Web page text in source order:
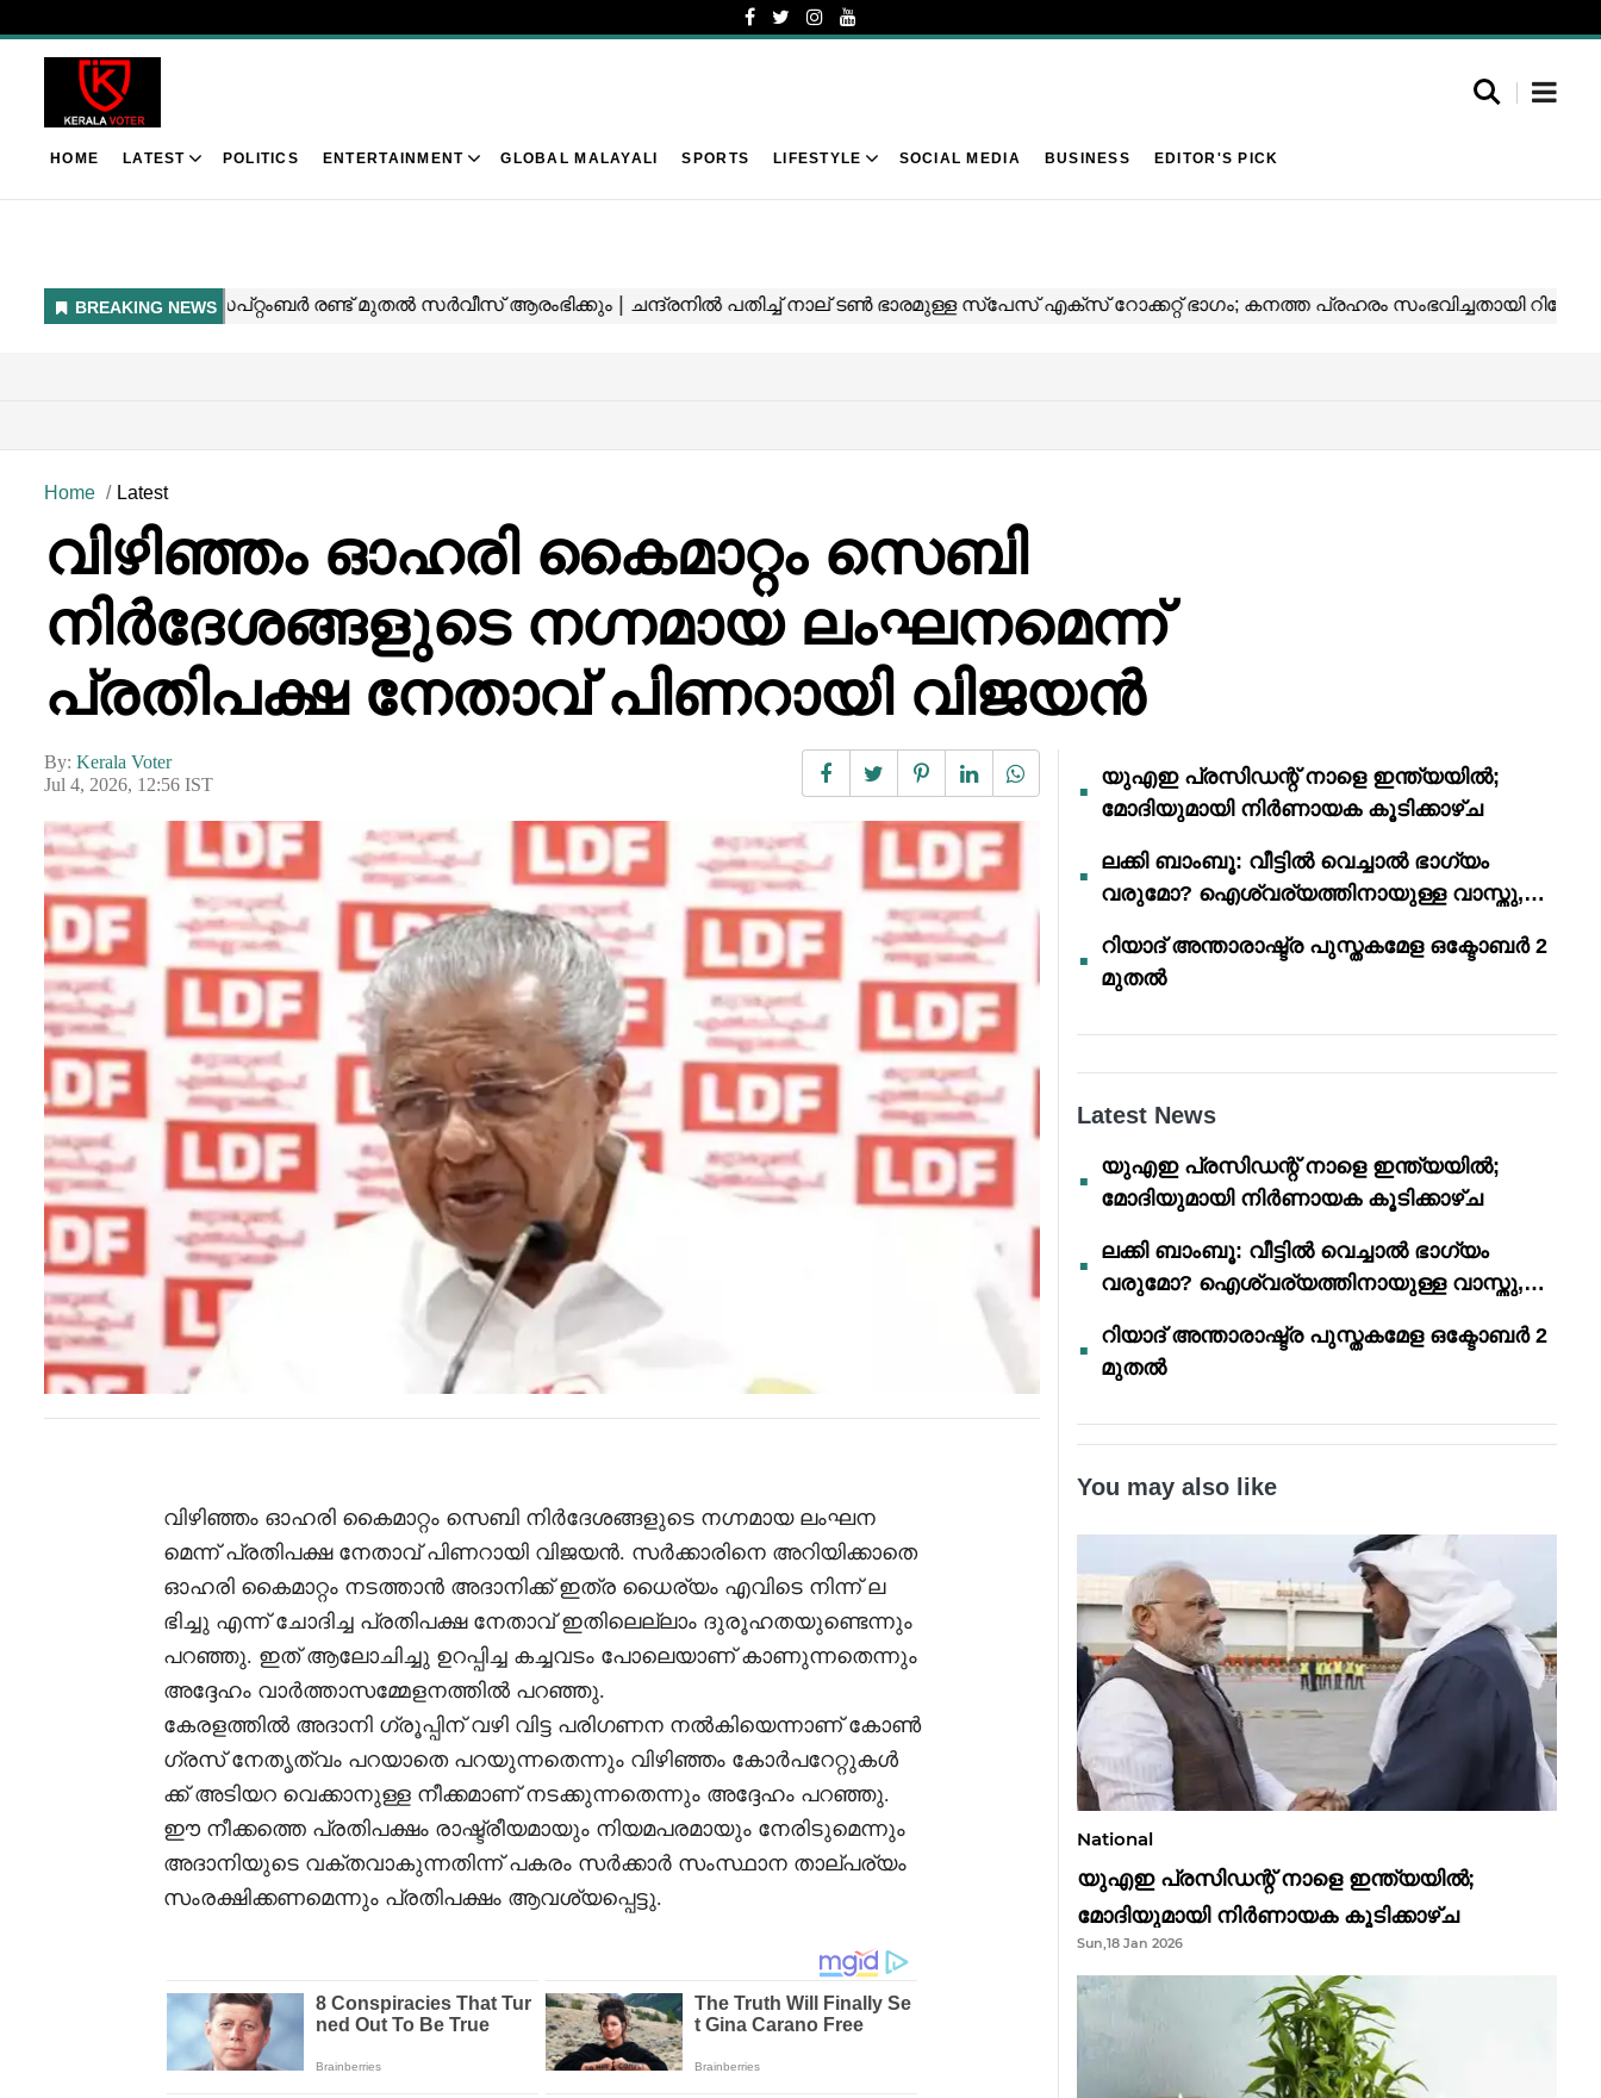
HOME LATEST POLITICS ENTERTAINMENT GLOBAL MALAYALI SPORTS LIFESTYLE SOCIAL MEDIA BUSINESS EDITOR'S PICK
Home Latest
വിഴിഞ്ഞം ഓഹരി കൈമാറ്റം സെബി
നിർദേശങ്ങളുടെ ന​ഗ്നമായ ലംഘനമെന്ന്
പ്രതിപക്ഷ നേതാവ് പിണറായി വിജയൻ
By: Kerala Voter
Jul 4, 2026, 12:56 IST
വിഴിഞ്ഞം ഓഹരി കൈമാറ്റം സെബി നിർദേശങ്ങളുടെ ന​ഗ്നമായ ലംഘന
മെന്ന് പ്രതിപക്ഷ നേതാവ് പിണറായി വിജയൻ. സർക്കാരിനെ അറിയിക്കാതെ
ഓഹരി കൈമാറ്റം നടത്താൻ അദാനിക്ക് ഇത്ര ധൈര്യം എവിടെ നിന്ന് ല
ഭിച്ചു എന്ന് ചോദിച്ച പ്രതിപക്ഷ നേതാവ് ഇതിലെല്ലാം ദുരൂഹതയുണ്ടെന്നും
പറഞ്ഞു. ഇത് ആലോചിച്ചു ഉറപ്പിച്ച കച്ചവടം പോലെയാണ് കാണുന്നതെന്നും
അദ്ദേഹം വാർത്താസമ്മേളനത്തിൽ പറഞ്ഞു.
കേരളത്തിൽ അദാനി ഗ്രൂപ്പിന് വഴി വിട്ട പരിഗണന നൽകിയെന്നാണ് കോൺ
ഗ്രസ്‌ നേതൃത്വം പറയാതെ പറയുന്നതെന്നും വിഴിഞ്ഞം കോർപറേറ്റുകൾ
ക്ക് അടിയറ വെക്കാനുള്ള നീക്കമാണ് നടക്കുന്നതെന്നും അദ്ദേഹം പറഞ്ഞു.
ഈ നീക്കത്തെ പ്രതിപക്ഷം രാഷ്ട്രീയമായും നിയമപരമായും നേരിടുമെന്നും
അദാനിയുടെ വക്തവാകുന്നതിന്ന് പകരം സർക്കാർ സംസ്ഥാന താല്പര്യം
സംരക്ഷിക്കണമെന്നും പ്രതിപക്ഷം ആവശ്യപ്പെട്ടു.
യുഎഇ പ്രസിഡന്റ് നാളെ ഇന്ത്യയിൽ;
മോദിയുമായി നിർണായക കൂടിക്കാഴ്ച
ലക്കി ബാംബൂ: വീട്ടിൽ വെച്ചാൽ ഭാഗ്യം
വരുമോ? ഐശ്വര്യത്തിനായുള്ള വാസ്തു,
റിയാദ് അന്താരാഷ്ട്ര പുസ്തകമേള ഒക്ടോബർ 2
മുതൽ
Latest News
യുഎഇ പ്രസിഡന്റ് നാളെ ഇന്ത്യയിൽ;
മോദിയുമായി നിർണായക കൂടിക്കാഴ്ച
ലക്കി ബാംബൂ: വീട്ടിൽ വെച്ചാൽ ഭാഗ്യം
വരുമോ? ഐശ്വര്യത്തിനായുള്ള വാസ്തു,
റിയാദ് അന്താരാഷ്ട്ര പുസ്തകമേള ഒക്ടോബർ 2
മുതൽ
You may also like
National
യുഎഇ പ്രസിഡന്റ് നാളെ ഇന്ത്യയിൽ;
മോദിയുമായി നിർണായക കൂടിക്കാഴ്ച
Sun,18 Jan 2026